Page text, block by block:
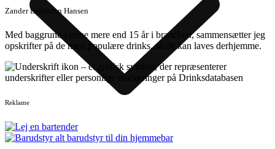
Zander Lauritzen Hansen
Med baggrund i mine mere end 15 år i branchen, sammensætter jeg
opskrifter på de mest populære drinks, så de kan laves derhjemme.
Reklame